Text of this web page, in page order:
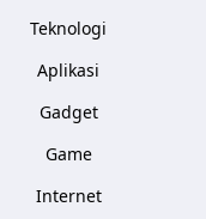
Teknologi
Aplikasi
Gadget
Game
Internet